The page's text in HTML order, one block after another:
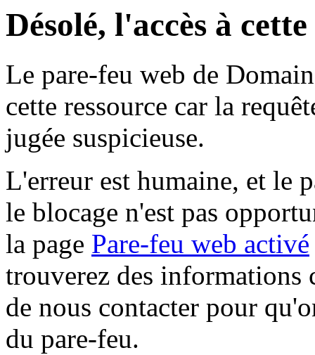
Désolé, l'accès à
Le pare-feu web de
cette ressource car la
jugée suspicieuse.
L'erreur est humaine, et le
le blocage n'est pas
la page Pare-feu web activé
trouverez des informations
de nous contacter pour
du pare-feu.